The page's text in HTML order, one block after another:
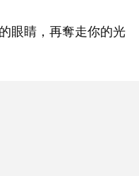
眼睛，再奪走你的光